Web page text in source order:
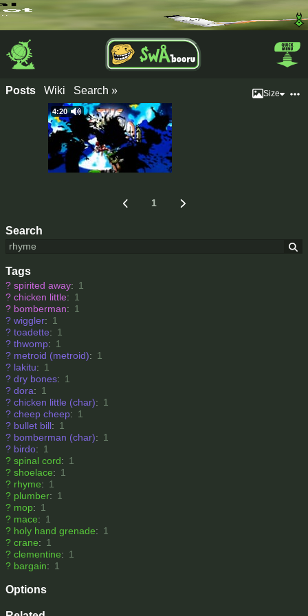
Search
Tags
? spirited away: 1
? chicken little: 1
? bomberman: 1
? wiggler: 1
? toadette: 1
? thwomp: 1
? metroid (metroid): 1
? lakitu: 1
? dry bones: 1
? dora: 1
? chicken little (char): 1
? cheep cheep: 1
? bullet bill: 1
? bomberman (char): 1
? birdo: 1
? spinal cord: 1
? shoelace: 1
? rhyme: 1
? plumber: 1
? mop: 1
? mace: 1
? holy hand grenade: 1
? crane: 1
? clementine: 1
? bargain: 1
Options
Posts Wiki Search » Size
4:20
1